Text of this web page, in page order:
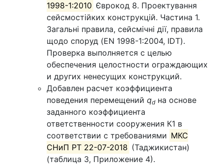
1998-1:2010 Єврокод 8. Проектування
сейсмостійких конструкцій. Частина 1.
Загальні правила, сейсмічні дії, правила
щодо споруд (EN 1998-1:2004, IDT).
Проверка выполняется с целью
обеспечения целостности ограждающих
и других ненесущих конструкций.
Добавлен расчет коэффициента
поведения перемещений qd​ на основе
заданного коэффициента
ответственности сооружения К1​ в
соответствии с требованиями МКС
СНиП РТ 22-07-2018 (Таджикистан)
(таблица 3, Приложение 4).